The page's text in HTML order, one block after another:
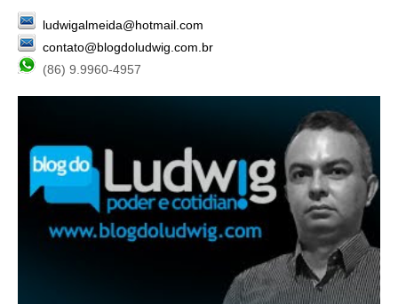
ludwigalmeida@hotmail.com
contato@blogdoludwig.com.br
(86) 9.9960-4957